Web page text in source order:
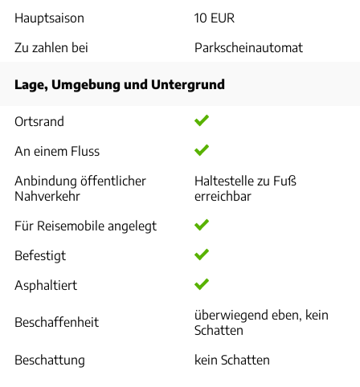
Hauptsaison
10 EUR
Zu zahlen bei
Parkscheinautomat
Lage, Umgebung und Untergrund
Ortsrand
An einem Fluss
Anbindung öffentlicher
Nahverkehr
Haltestelle zu Fuß
erreichbar
Für Reisemobile angelegt
Befestigt
Asphaltiert
Beschaffenheit
überwiegend eben, kein
Schatten
Beschattung
kein Schatten